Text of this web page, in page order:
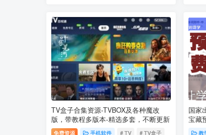
TV盒子合集资源-TVBOX及各种魔改
版，带教程多版本-精选多套，不断更新
免费资源 手机软件 # TV # TV盒子
国家
宝藏
课教